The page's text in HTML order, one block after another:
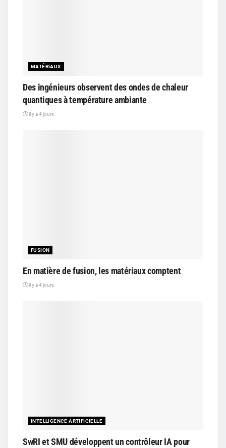
MATÉRIAUX
Des ingénieurs observent des ondes de chaleur
quantiques à température ambiante
il y a 4 jours
FUSION
En matière de fusion, les matériaux comptent
il y a 4 jours
INTELLIGENCE ARTIFICIELLE
SwRI et SMU développent un contrôleur IA pour